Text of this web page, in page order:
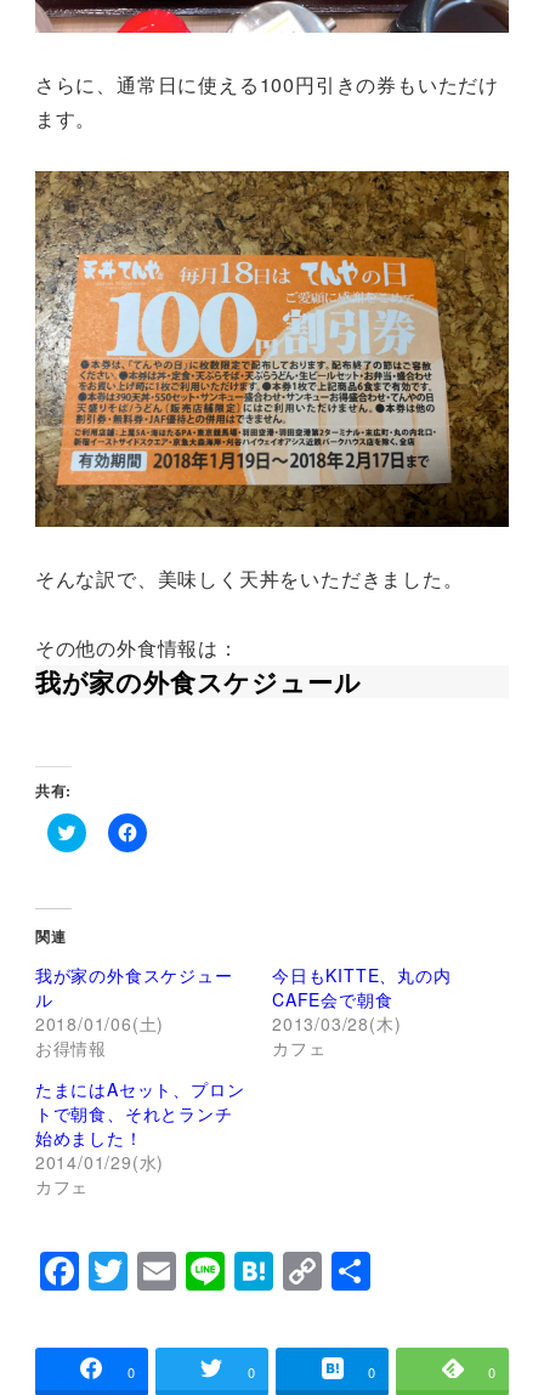
さらに、通常日に使える100円引きの券もいただけ
ます。
そんな訳で、美味しく天丼をいただきました。
その他の外食情報は：
我が家の外食スケジュール
共有:
ク
し
て
T
i
e
r
で
有
(
新
し
い
ウ
ィ
ン
開
き
ま
F
で
す
ク
リ
ッ
ク
し
て
新
し
い
ウ
で
関連
我が家の外食スケジュー
ル
2018/01/06(土)
お得情報
今日もKITTE、丸の内
CAFE会で朝食
2013/03/28(木)
カフェ
たまにはAセット、プロン
トで朝食、それとランチ
始めました！
2014/01/29(水)
カフェ
F
a
c
T
wi
tt
E
m
ai
Li
n
e
H
at
e
C
o
p
共
0 0 0 0